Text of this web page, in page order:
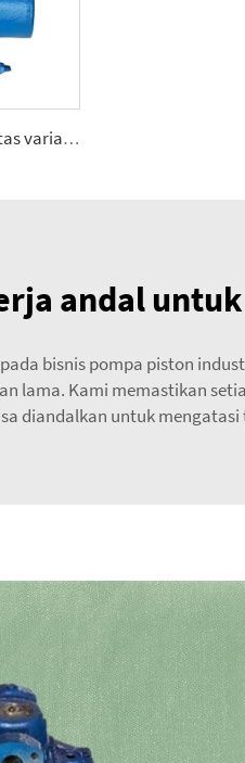
A2V Pompa tekanan tinggi dengan kapasitas variabel 250, 355, 500, 1000
andal
bisnis pompa piston
lama. Kami memastikan
diandalkan untuk